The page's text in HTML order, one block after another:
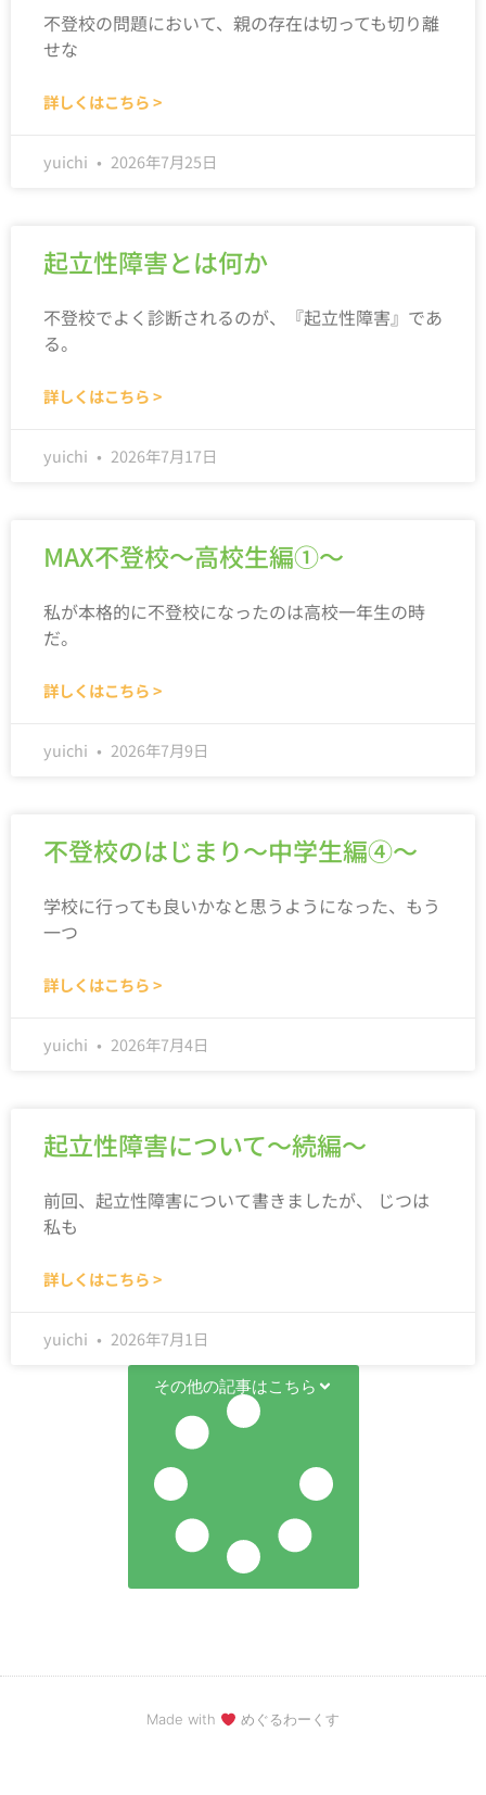
不登校の問題において、親の存在は切っても切り離
せな
詳しくはこちら >
yuichi 2026年7月25日
起立性障害とは何か
不登校でよく診断されるのが、『起立性障害』であ
る。
詳しくはこちら >
yuichi 2026年7月17日
MAX不登校～高校生編①～
私が本格的に不登校になったのは高校一年生の時
だ。
詳しくはこちら >
yuichi 2026年7月9日
不登校のはじまり～中学生編④～
学校に行っても良いかなと思うようになった、もう
一つ
詳しくはこちら >
yuichi 2026年7月4日
起立性障害について～続編～
前回、起立性障害について書きましたが、 じつは
私も
詳しくはこちら >
yuichi 2026年7月1日
その他の記事はこちら
Made with めぐるわーくす